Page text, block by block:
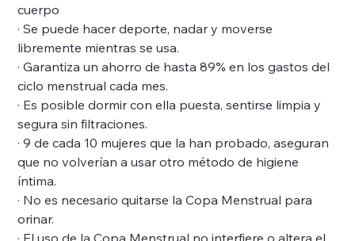
cuerpo
· Se puede hacer deporte, nadar y moverse
libremente mientras se usa.
· Garantiza un ahorro de hasta 89% en los gastos del
ciclo menstrual cada mes.
· Es posible dormir con ella puesta, sentirse limpia y
segura sin filtraciones.
· 9 de cada 10 mujeres que la han probado, aseguran
que no volverían a usar otro método de higiene
íntima.
· No es necesario quitarse la Copa Menstrual para
orinar.